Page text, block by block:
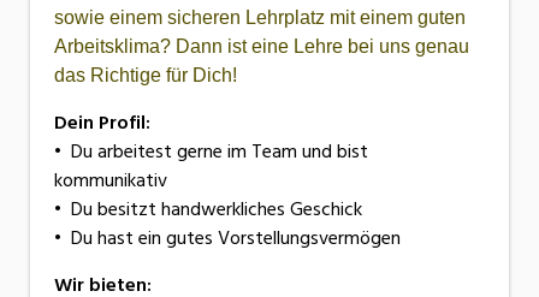
sowie einem sicheren Lehrplatz mit einem guten
Arbeitsklima? Dann ist eine Lehre bei uns genau
das Richtige für Dich!
Dein Profil:
• Du arbeitest gerne im Team und bist
kommunikativ
• Du besitzt handwerkliches Geschick
• Du hast ein gutes Vorstellungsvermögen
Wir bieten: